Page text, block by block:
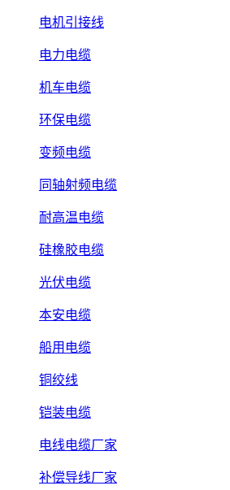
电机引接线
电力电缆
机车电缆
环保电缆
变频电缆
同轴射频电缆
耐高温电缆
硅橡胶电缆
光伏电缆
本安电缆
船用电缆
铜绞线
铠装电缆
电线电缆厂家
补偿导线厂家